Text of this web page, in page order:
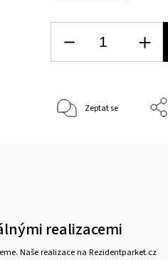
Zeptat se
realizacemi
Naše realizace na Rezidentparket.cz